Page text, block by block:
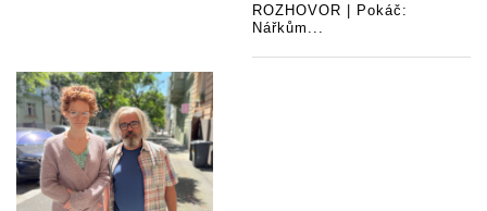
ROZHOVOR | Pokáč:
Nářkům...